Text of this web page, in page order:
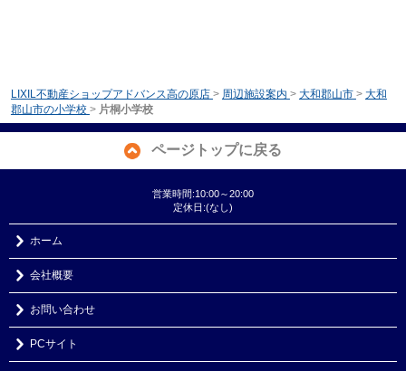
LIXIL不動産ショップアドバンス高の原店 > 周辺施設案内 > 大和郡山市 > 大和
郡山市の小学校 > 片桐小学校
ページトップに戻る
営業時間:10:00～20:00
定休日:(なし)
ホーム
会社概要
お問い合わせ
PCサイト